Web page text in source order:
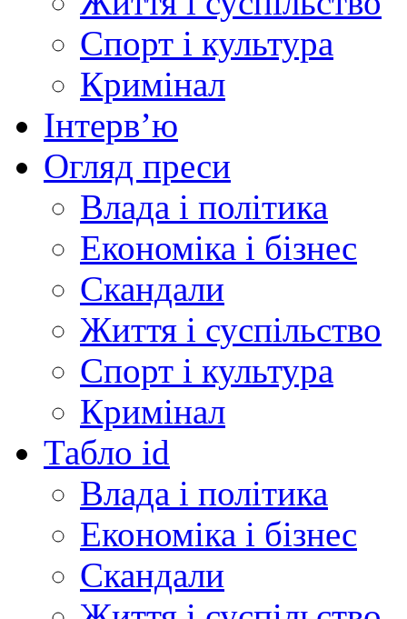
Спорт і культура
Кримінал
Інтерв’ю
Огляд преси
Влада і політика
Економіка і бізнес
Скандали
Життя і суспільство
Спорт і культура
Кримінал
Табло id
Влада і політика
Економіка і бізнес
Скандали